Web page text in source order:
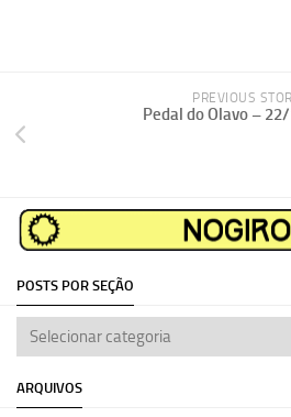
PREVIOUS
Pedal do Olavo –
POSTS POR SEÇÃO
ARQUIVOS